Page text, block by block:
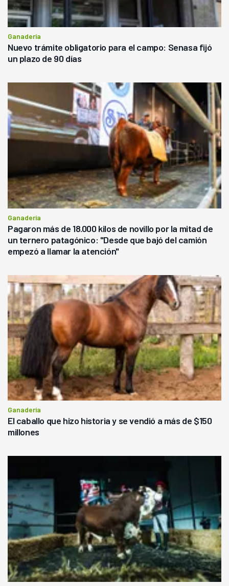
Ganadería
Nuevo trámite obligatorio para el campo: Senasa fijó
un plazo de 90 días
Ganadería
Pagaron más de 18.000 kilos de novillo por la mitad de
un ternero patagónico: "Desde que bajó del camión
empezó a llamar la atención"
Ganadería
El caballo que hizo historia y se vendió a más de $150
millones